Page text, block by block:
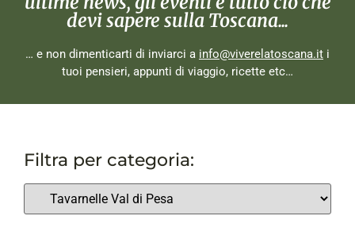
devi sapere sulla Toscana...
… e non dimenticarti di inviarci a info@viverelatoscana.it i
tuoi pensieri, appunti di viaggio, ricette etc…
Filtra per categoria: